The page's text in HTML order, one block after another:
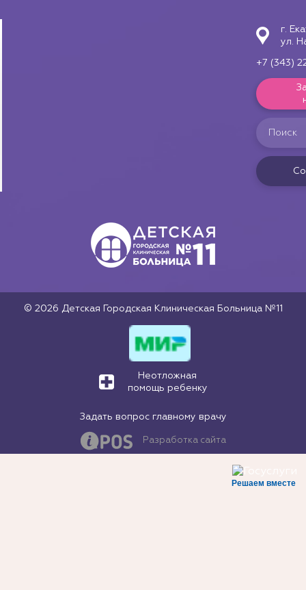
г.
ул.
+7 (343)
© 2026 Детская Городская Клиническая Больница №11
Неотложная
помощь ребенку
Задать вопрос главному врачу
Разработка сайта
Решаем вместе